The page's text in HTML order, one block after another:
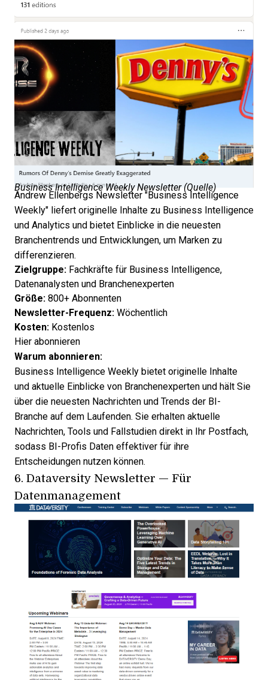
Business Intelligence Weekly Newsletter (Quelle)
Andrew Ellenbergs Newsletter "Business Intelligence
Weekly" liefert originelle Inhalte zu Business Intelligence
und Analytics und bietet Einblicke in die neuesten
Branchentrends und Entwicklungen, um Marken zu
differenzieren.
Zielgruppe: Fachkräfte für Business Intelligence,
Datenanalysten und Branchenexperten
Größe: 800+ Abonnenten
Newsletter-Frequenz: Wöchentlich
Kosten: Kostenlos
Hier abonnieren
Warum abonnieren:
Business Intelligence Weekly bietet originelle Inhalte
und aktuelle Einblicke von Branchenexperten und hält Sie
über die neuesten Nachrichten und Trends der BI-
Branche auf dem Laufenden. Sie erhalten aktuelle
Nachrichten, Tools und Fallstudien direkt in Ihr Postfach,
sodass BI-Profis Daten effektiver für ihre
Entscheidungen nutzen können.
6. Dataversity Newsletter — Für
Datenmanagement